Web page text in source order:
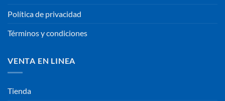
Política de privacidad
Términos y condiciones
VENTA EN LINEA
Tienda